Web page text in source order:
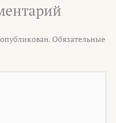
Обязательные